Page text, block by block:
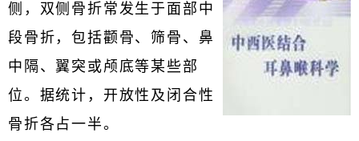
侧，双侧骨折常发生于面部中
段骨折，包括颧骨、筛骨、鼻
中隔、翼突或颅底等某些部
位。据统计，开放性及闭合性
骨折各占一半。